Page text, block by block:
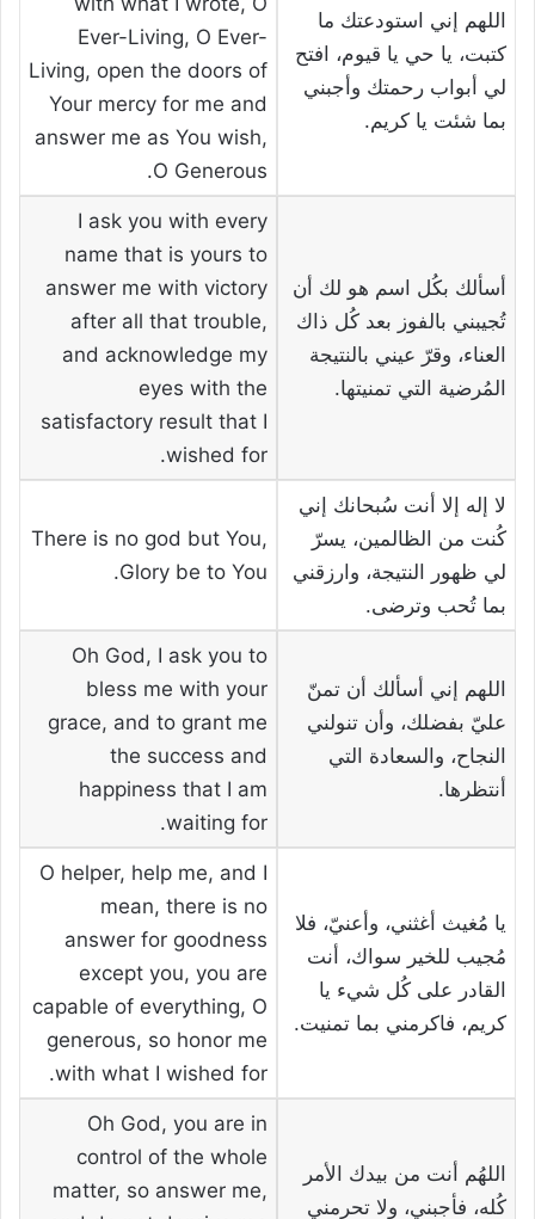
اللهم إني استودعتك ما
كتبت، يا حي يا قيوم، افتح
لي أبواب رحمتك وأجبني
بما شئت يا كريم.
Ever-Living, O Ever-
Living, open the doors of
Your mercy for me and
answer me as You wish,
O Generous.
أسألك بكُل اسم هو لك أن
تُجيبني بالفوز بعد كُل ذاك
العناء، وقرّ عيني بالنتيجة
المُرضية التي تمنيتها.
I ask you with every
name that is yours to
answer me with victory
after all that trouble,
and acknowledge my
eyes with the
satisfactory result that I
wished for.
لا إله إلا أنت سُبحانك إني
كُنت من الظالمين، يسرّ
لي ظهور النتيجة، وارزقني
بما تُحب وترضى.
There is no god but You,
Glory be to You.
اللهم إني أسألك أن تمنّ
عليّ بفضلك، وأن تنولني
النجاح، والسعادة التي
أنتظرها.
Oh God, I ask you to
bless me with your
grace, and to grant me
the success and
happiness that I am
waiting for.
يا مُغيث أغثني، وأعنيّ، فلا
مُجيب للخير سواك، أنت
القادر على كُل شيء يا
كريم، فاكرمني بما تمنيت.
O helper, help me, and I
mean, there is no
answer for goodness
except you, you are
capable of everything, O
generous, so honor me
with what I wished for.
اللهُم أنت من بيدك الأمر
كُله، فأجبني، ولا تحرمني
Oh God, you are in
control of the whole
matter, so answer me,